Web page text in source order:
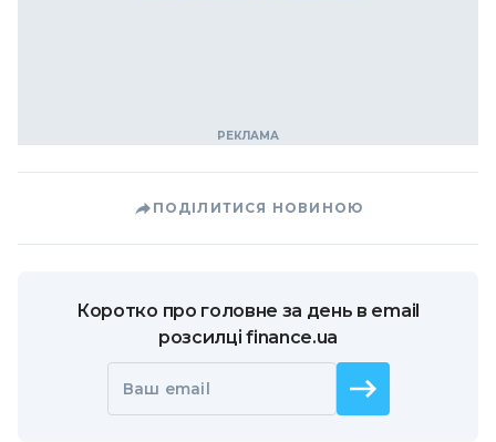
ПОДІЛИТИСЯ НОВИНОЮ
Коротко про головне за день в email
розсилці finance.ua
Ваш email